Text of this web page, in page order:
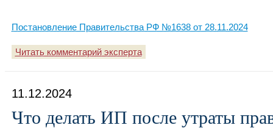
Постановление Правительства РФ №1638 от 28.11.2024
Читать комментарий эксперта
11.12.2024
Что делать ИП после утраты